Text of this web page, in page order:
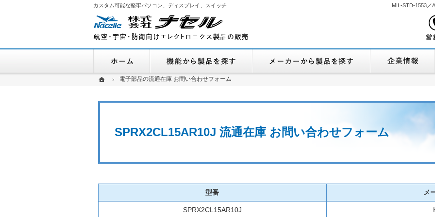
ホーム電子部品の流通在庫 お問い合わせフォーム
SPRX2CL15AR10J 流通在庫 お問い合わせフォーム
MIL-STD-1553／
カスタム可能な堅牢パソコン、ディスプレイ、スイッチ
型番 メ
SPRX2CL15AR10J
ホーム電子部品の流通在庫 お問い合わせフォーム